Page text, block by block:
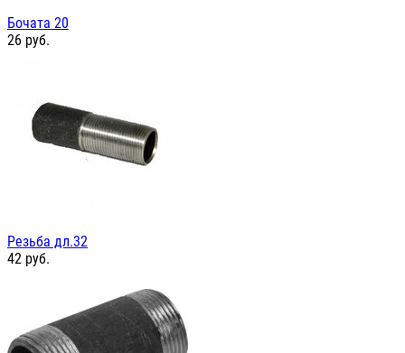
Бочата 20
26 руб.
Резьба дл.32
42 руб.